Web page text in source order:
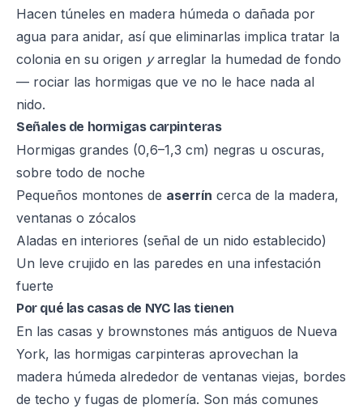
Hacen túneles en madera húmeda o dañada por
agua para anidar, así que eliminarlas implica tratar la
colonia en su origen yarreglar la humedad de fondo
— rociar las hormigas que ve no le hace nada al
nido.
Señales de hormigas carpinteras
Hormigas grandes (0,6–1,3 cm) negras u oscuras,
sobre todo de noche
Pequeños montones de aserrín cerca de la madera,
ventanas o zócalos
Aladas en interiores (señal de un nido establecido)
Un leve crujido en las paredes en una infestación
fuerte
Por qué las casas de NYC las tienen
En las casas y brownstones más antiguos de Nueva
York, las hormigas carpinteras aprovechan la
madera húmeda alrededor de ventanas viejas, bordes
de techo y fugas de plomería. Son más comunes